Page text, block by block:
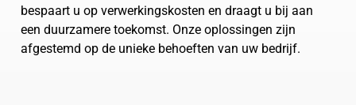
bespaart u op verwerkingskosten en draagt u bij aan
een duurzamere toekomst. Onze oplossingen zijn
afgestemd op de unieke behoeften van uw bedrijf.